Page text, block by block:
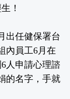
！
出任健保署台
內員工6月在
人申請心理諮
的名字，手就